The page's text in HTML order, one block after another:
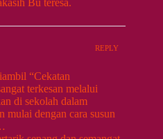
Bu teresa.
REPLY
“Cekatan
terkesan melalui
di sekolah dalam
mulai dengan cara susun